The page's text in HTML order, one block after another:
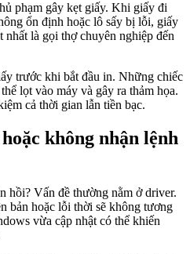
phạm gây kẹt giấy. Khi giấy đi
ổn định hoặc lô sấy bị lỗi, giấy
là gọi thợ chuyên nghiệp đến
trước khi bắt đầu in. Những chiếc
lọt vào máy và gây ra thảm họa.
cả thời gian lẫn tiền bạc.
không nhận lệnh
hồi? Vấn đề thường nằm ở driver.
bản hoặc lỗi thời sẽ không tương
vừa cập nhật có thể khiến